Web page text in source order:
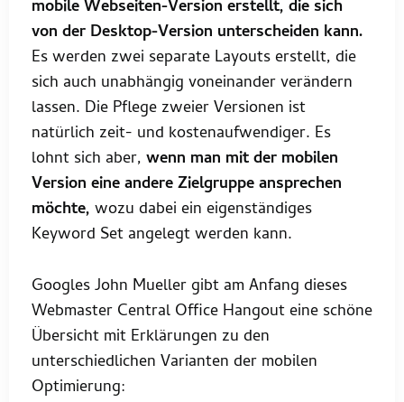
mobile Webseiten-Version erstellt, die sich
von der Desktop-Version unterscheiden kann.
Es werden zwei separate Layouts erstellt, die
sich auch unabhängig voneinander verändern
lassen. Die Pflege zweier Versionen ist
natürlich zeit- und kostenaufwendiger. Es
lohnt sich aber, wenn man mit der mobilen
Version eine andere Zielgruppe ansprechen
möchte, wozu dabei ein eigenständiges
Keyword Set angelegt werden kann.
Googles John Mueller gibt am Anfang dieses
Webmaster Central Office Hangout eine schöne
Übersicht mit Erklärungen zu den
unterschiedlichen Varianten der mobilen
Optimierung: